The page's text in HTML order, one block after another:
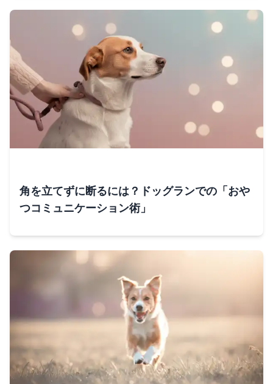
角を立てずに断るには？ドッグランでの「おや
つコミュニケーション術」